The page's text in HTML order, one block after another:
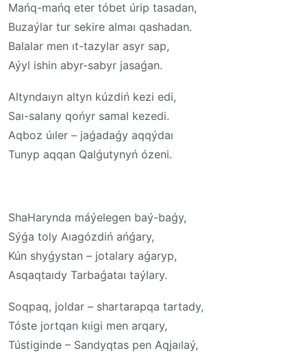
Mańq-mańq eter tóbet úrip tasadan,
Buzaýlar tur sekire almaı qashadan.
Balalar men ıt-tazylar asyr sap,
Aýyl ishin abyr-sabyr jasaǵan.
Altyndaıyn altyn kúzdiń kezi edi,
Saı-salany qońyr samal kezedi.
Aqboz úıler – jaǵadaǵy aqqýdaı
Tunyp aqqan Qalǵutynyń ózeni.
ShaHarynda máýelegen baý-baǵy,
Sýǵa toly Aıagózdiń ańǵary,
Kún shyǵystan – jotalary aǵaryp,
Asqaqtaıdy Tarbaǵataı taýlary.
Soqpaq, joldar – shartarapqa tartady,
Tóste jortqan kıigi men arqary,
Tústiginde – Sandyqtas pen Aqjaılaý,